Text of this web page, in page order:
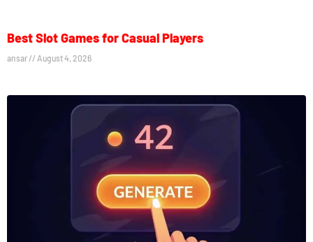
Best Slot Games for Casual Players
ansar August 4, 2026